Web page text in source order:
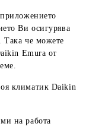
Ви осигурява
Така че можете
Emura от
климатик Daikin
на работа